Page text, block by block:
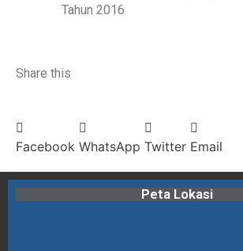
Tahun 2016
Share this
Facebook WhatsApp Twitter Email
Peta Lokasi